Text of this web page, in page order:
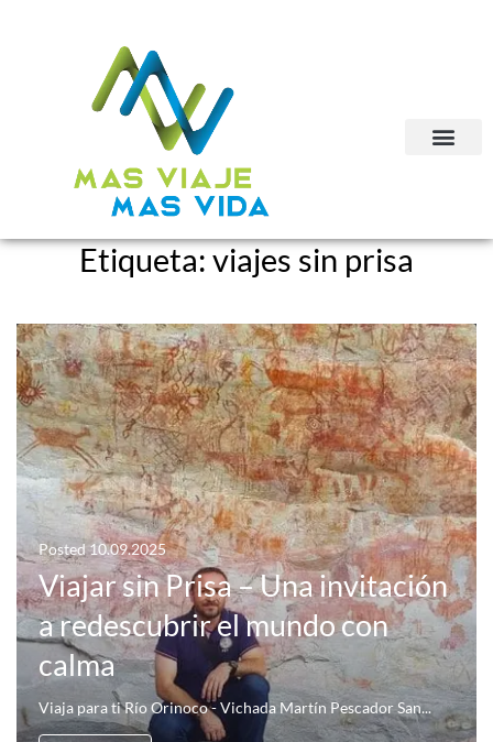
Etiqueta:viajes sin prisa
Posted10.09.2025
Viajar sin Prisa – Una invitación
a redescubrir el mundo con
calma
Viaja para ti Río Orinoco - Vichada Martín Pescador San...